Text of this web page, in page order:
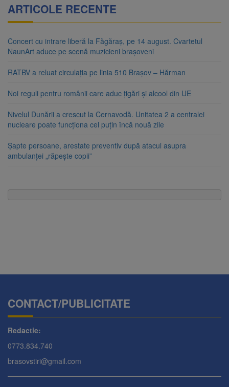
ARTICOLE RECENTE
Concert cu intrare liberă la Făgăraș, pe 14 august. Cvartetul
NaunArt aduce pe scenă muzicieni brașoveni
RATBV a reluat circulația pe linia 510 Brașov – Hărman
Noi reguli pentru românii care aduc țigări și alcool din UE
Nivelul Dunării a crescut la Cernavodă. Unitatea 2 a centralei
nucleare poate funcționa cel puțin încă nouă zile
Șapte persoane, arestate preventiv după atacul asupra
ambulanței „răpește copii”
CONTACT/PUBLICITATE
Redactie:
0773.834.740
brasovstiri@gmail.com